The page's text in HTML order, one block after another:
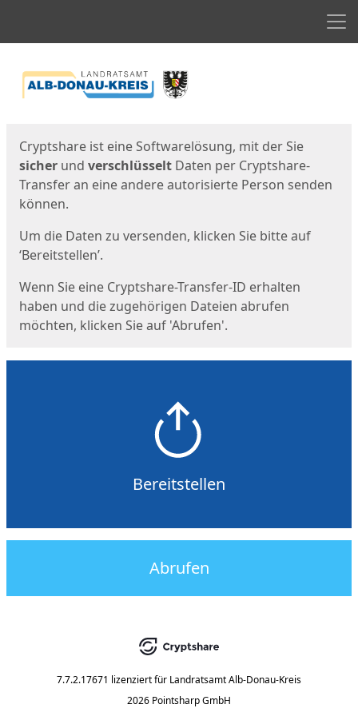
Cryptshare ist eine Softwarelösung, mit der Sie
sicher und verschlüsselt Daten per Cryptshare-
Transfer an eine andere autorisierte Person senden
können.
Um die Daten zu versenden, klicken Sie bitte auf
‘Bereitstellen’.
Wenn Sie eine Cryptshare-Transfer-ID erhalten
haben und die zugehörigen Dateien abrufen
möchten, klicken Sie auf 'Abrufen'.
Bereitstellen
Abrufen
7.7.2.17671 lizenziert für Landratsamt Alb-Donau-Kreis
2026 Pointsharp GmbH